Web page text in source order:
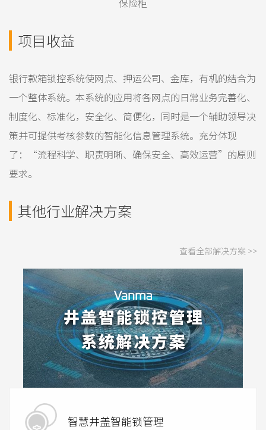
保险柜
项目收益
银行款箱锁控系统使网点、押运公司、金库，有机的结合为
一个整体系统。本系统的应用将各网点的日常业务完善化、
制度化、标准化，安全化、简便化，同时是一个辅助领导决
策并可提供考核参数的智能化信息管理系统。充分体现
了：“流程科学、职责明晰、确保安全、高效运营”的原则
要求。
其他行业解决方案
查看全部解决方案 >>
智慧井盖智能锁管理